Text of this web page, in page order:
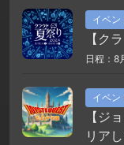
イベン
【ク
日程：8
イベン
【ジ
リア